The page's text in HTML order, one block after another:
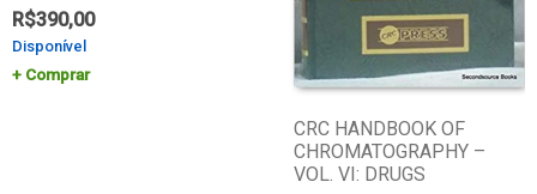
R$390,00
Disponível
Comprar
CRC HANDBOOK OF
CHROMATOGRAPHY –
VOL. VI: DRUGS